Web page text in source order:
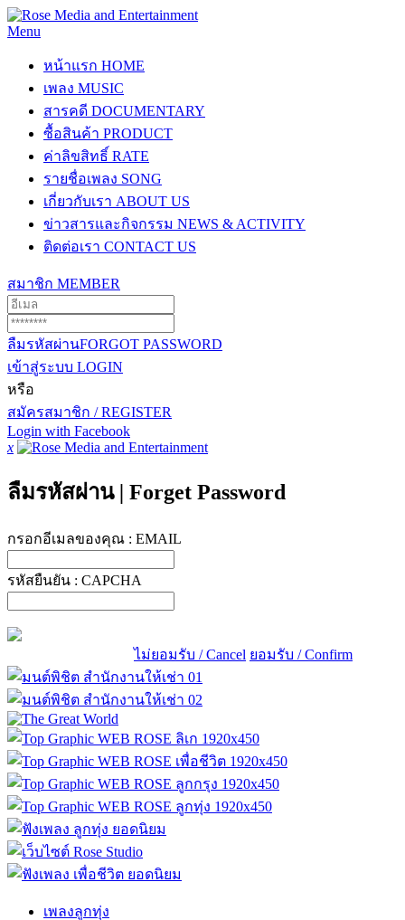
Menu
หน้าแรก HOME
เพลง MUSIC
สารคดี DOCUMENTARY
ซื้อสินค้า PRODUCT
ค่าลิขสิทธิ์ RATE
รายชื่อเพลง SONG
เกี่ยวกับเรา ABOUT US
ข่าวสารและกิจกรรม NEWS & ACTIVITY
ติดต่อเรา CONTACT US
สมาชิก MEMBER
ลืมรหัสผ่านFORGOT PASSWORD
เข้าสู่ระบบ LOGIN
หรือ
สมัครสมาชิก / REGISTER
Login with Facebook
x
ลืมรหัสผ่าน | Forget Password
กรอกอีเมลของคุณ : EMAIL
รหัสยืนยัน : CAPCHA
ไม่ยอมรับ / Cancel ยอมรับ / Confirm
เพลงลูกทุ่ง